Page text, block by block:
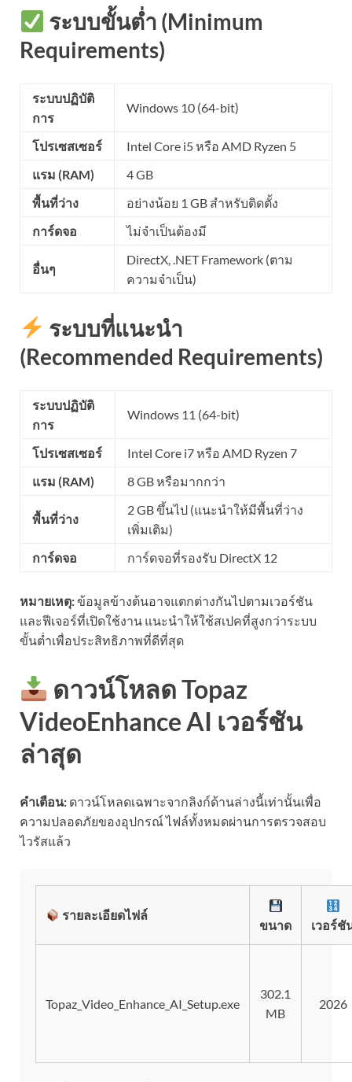
ระบบขั้นต่ำ (Minimum
Requirements)
ระบบปฏิบัติ
การ
Windows 10 (64-bit)
โปรเซสเซอร์
Intel Core i5 หรือ AMD Ryzen 5
แรม (RAM)
4 GB
พื้นที่ว่าง
อย่างน้อย 1 GB สำหรับติดตั้ง
การ์ดจอ
ไม่จำเป็นต้องมี
อื่นๆ
DirectX, .NET Framework (ตาม
ความจำเป็น)
ระบบที่แนะนำ
(Recommended Requirements)
ระบบปฏิบัติ
การ
Windows 11 (64-bit)
โปรเซสเซอร์
Intel Core i7 หรือ AMD Ryzen 7
แรม (RAM)
8 GB หรือมากกว่า
พื้นที่ว่าง
2 GB ขึ้นไป (แนะนำให้มีพื้นที่ว่าง
เพิ่มเติม)
การ์ดจอ
การ์ดจอที่รองรับ DirectX 12
หมายเหตุ:ข้อมูลข้างต้นอาจแตกต่างกันไปตามเวอร์ชัน
และฟีเจอร์ที่เปิดใช้งาน แนะนำให้ใช้สเปคที่สูงกว่าระบบ
ขั้นต่ำเพื่อประสิทธิภาพที่ดีที่สุด
ดาวน์โหลด Topaz
VideoEnhance AI เวอร์ชัน
ล่าสุด
คำเตือน: ดาวน์โหลดเฉพาะจากลิงก์ด้านล่างนี้เท่านั้นเพื่อ
ความปลอดภัยของอุปกรณ์ ไฟล์ทั้งหมดผ่านการตรวจสอบ
ไวรัสแล้ว
รายละเอียดไฟล์
ขนาด เวอร์ชั
Topaz_Video_Enhance_AI_Setup.exe
302.1
MB
2026